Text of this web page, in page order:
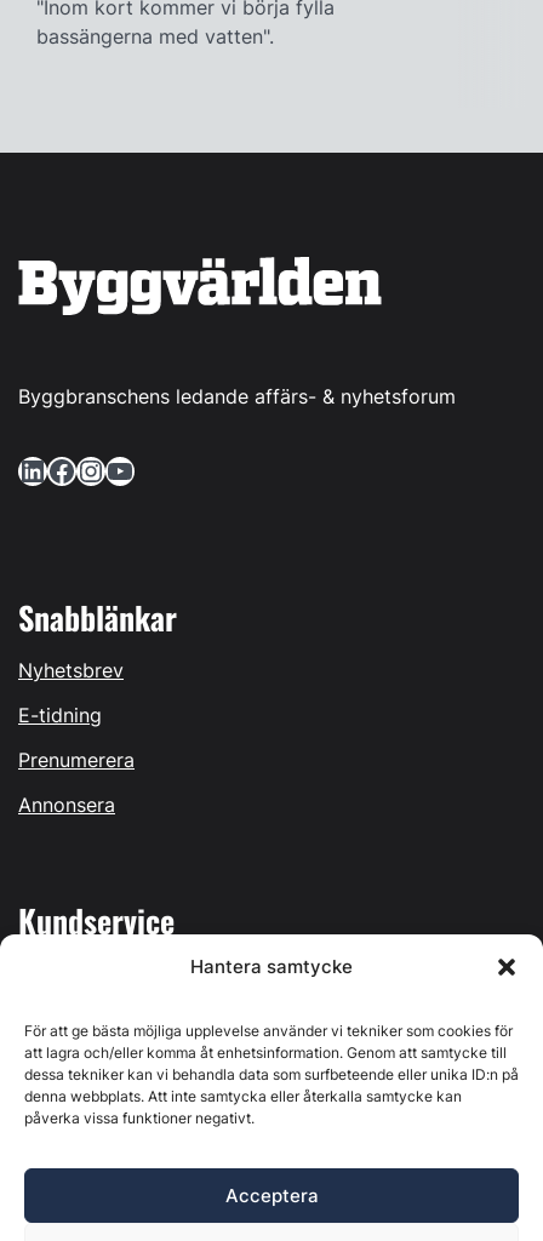
Hantera samtycke
För att ge bästa möjliga upplevelse använder vi tekniker som cookies för
att lagra och/eller komma åt enhetsinformation. Genom att samtycke till
dessa tekniker kan vi behandla data som surfbeteende eller unika ID:n på
denna webbplats. Att inte samtycka eller återkalla samtycke kan
påverka vissa funktioner negativt.
Acceptera
"Inom kort kommer vi börja fylla
bassängerna med vatten".
Byggbranschens ledande affärs- & nyhetsforum
LinkedIn Facebook InstagramYouTube
Snabblänkar
Nyhetsbrev
E-tidning
Prenumerera
Annonsera
Kundservice
Kontakta oss
Östernäsvägen 1, 827 32 Ljusdal, org.nr: 556625-6425 -
Ansvarig utgivare: Henrik Ekberg. Innehållet på denna
webbplats är upphovsrättsligt skyddat. Ange källa vid citering.